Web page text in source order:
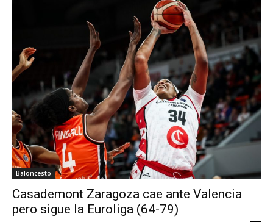
Baloncesto
Casademont Zaragoza cae ante Valencia
pero sigue la Euroliga (64-79)